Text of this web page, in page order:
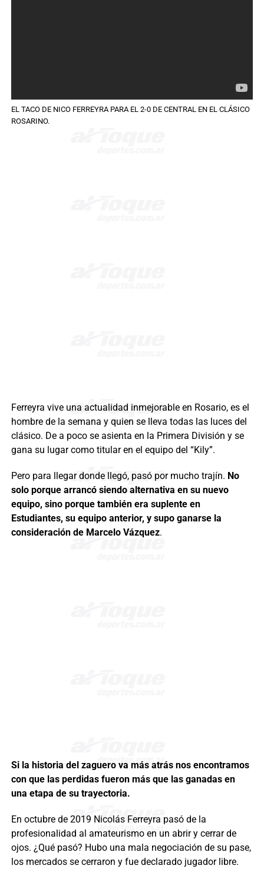
EL TACO DE NICO FERREYRA PARA EL 2-0 DE CENTRAL EN EL CLÁSICO
ROSARINO.
Ferreyra vive una actualidad inmejorable en Rosario, es el
hombre de la semana y quien se lleva todas las luces del
clásico. De a poco se asienta en la Primera División y se
gana su lugar como titular en el equipo del “Kily”.
Pero para llegar donde llegó, pasó por mucho trajín. No
solo porque arrancó siendo alternativa en su nuevo
equipo, sino porque también era suplente en
Estudiantes, su equipo anterior, y supo ganarse la
consideración de Marcelo Vázquez.
Si la historia del zaguero va más atrás nos encontramos
con que las perdidas fueron más que las ganadas en
una etapa de su trayectoria.
En octubre de 2019 Nicolás Ferreyra pasó de la
profesionalidad al amateurismo en un abrir y cerrar de
ojos. ¿Qué pasó? Hubo una mala negociación de su pase,
los mercados se cerraron y fue declarado jugador libre.